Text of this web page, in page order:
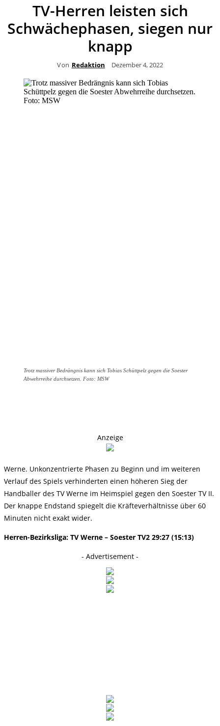
TV-Herren leisten sich
Schwächephasen, siegen nur
knapp
Von Redaktion Dezember 4, 2022
Trotz massiver Bedrängnis kann sich Tobias Schüttpelz gegen die Soester
Abwehrreihe durchsetzen. Foto: MSW
Anzeige
Werne. Unkonzentrierte Phasen zu Beginn und im weiteren
Verlauf des Spiels verhinderten einen höheren Sieg der
Handballer des TV Werne im Heimspiel gegen den Soester TV II.
Der knappe Endstand spiegelt die Kräfteverhältnisse über 60
Minuten nicht exakt wider.
Herren-Bezirksliga: TV Werne – Soester TV2 29:27 (15:13)
- Advertisement -